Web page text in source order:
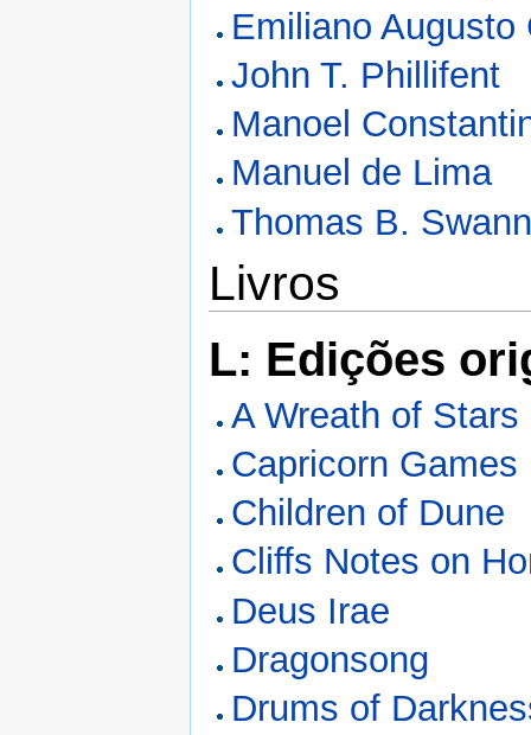
Emiliano
John T. Phillifent
Manoel
Manuel de Lima
Thomas B.
Livros
L: Edições
A Wreath of Stars
Capricorn Games
Children of Dune
Cliffs Notes on
Deus Irae
Dragonsong
Drums of